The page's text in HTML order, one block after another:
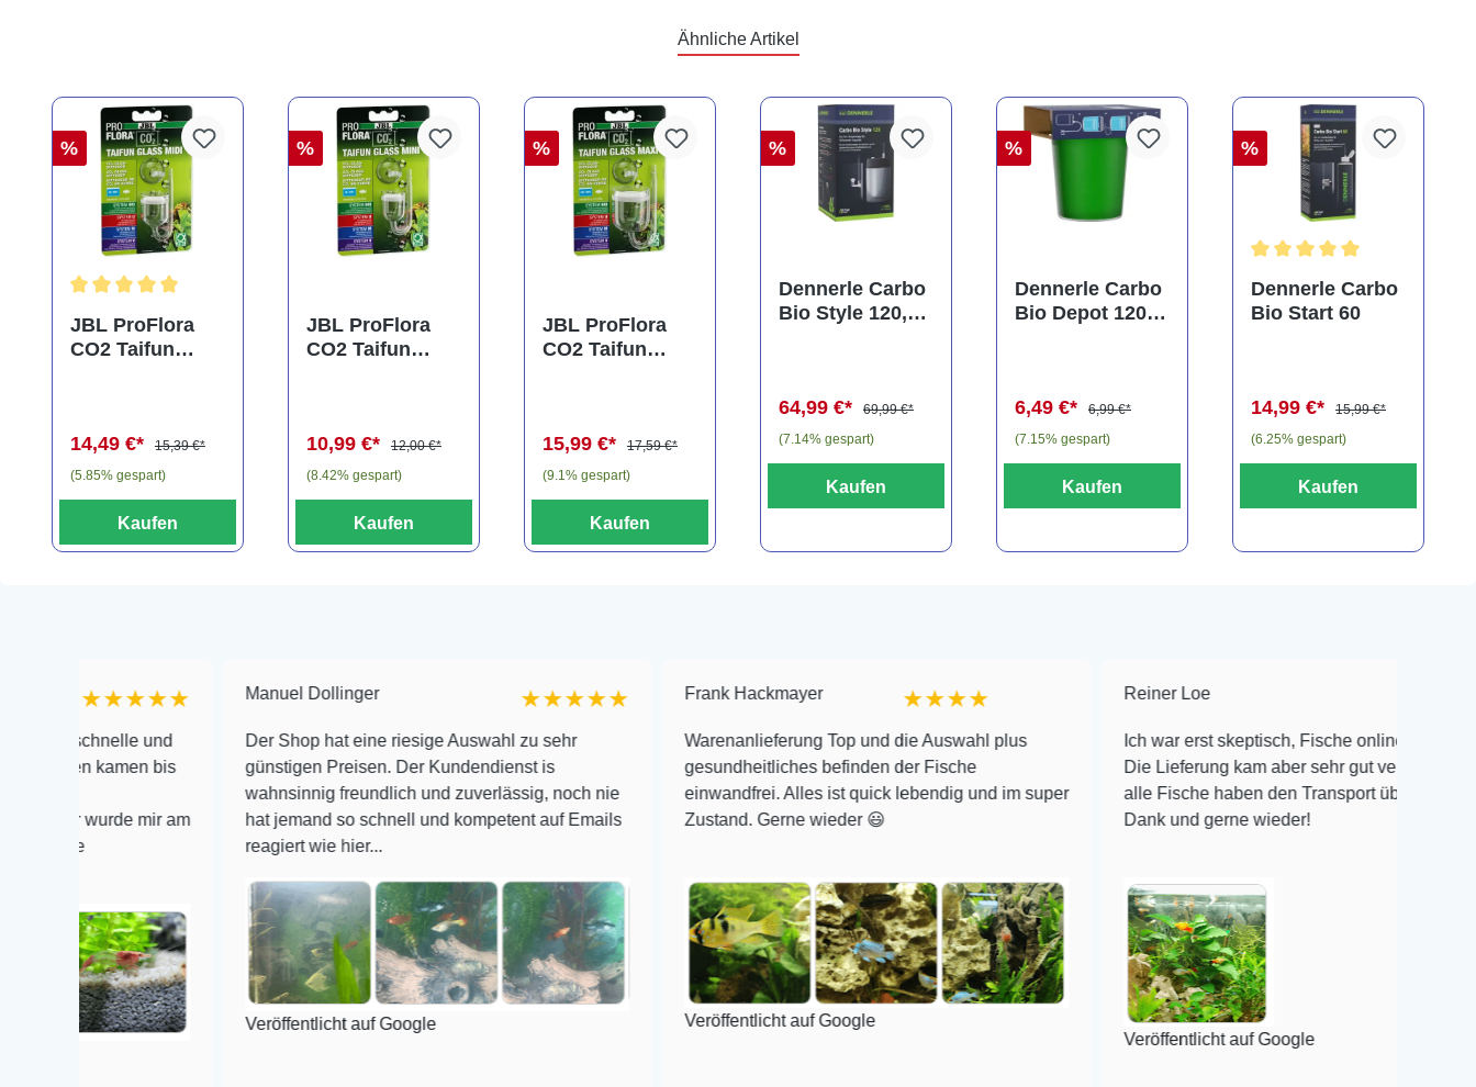
Ähnliche Artikel
%
JBL ProFlora
CO2 Taifun
14,49 €*
15,39 €*
(5.85% gespart)
Kaufen
%
JBL ProFlora
CO2 Taifun
10,99 €*
12,00 €*
(8.42% gespart)
Kaufen
%
JBL ProFlora
CO2 Taifun
15,99 €*
17,59 €*
(9.1% gespart)
Kaufen
%
Dennerle Carbo
Bio Style 120,
64,99 €*
69,99 €*
(7.14% gespart)
Kaufen
%
Dennerle Carbo
Bio Depot 120,
6,49 €*
6,99 €*
(7.15% gespart)
Kaufen
%
Dennerle Carbo
Bio Start 60
14,99 €*
15,99 €*
(6.25% gespart)
Kaufen
und
kamen bis
mir am
Manuel Dollinger ★★★★★
Der Shop hat eine riesige Auswahl zu sehr
günstigen Preisen. Der Kundendienst is
wahnsinnig freundlich und zuverlässig, noch nie
hat jemand so schnell und kompetent auf Emails
reagiert wie hier...
Veröffentlicht auf Google
Frank Hackmayer ★★★★
Warenanlieferung Top und die Auswahl plus
gesundheitliches befinden der Fische
einwandfrei. Alles ist quick lebendig und im super
Zustand. Gerne wieder 😃
Veröffentlicht auf Google
Reiner Loe
Ich war erst skeptisch, Fische online zu bestellen!
Die Lieferung kam aber sehr gut verpackt an und
alle Fische haben den Transport überlebt! Vielen
Dank und gerne wieder!
Veröffentlicht auf Google